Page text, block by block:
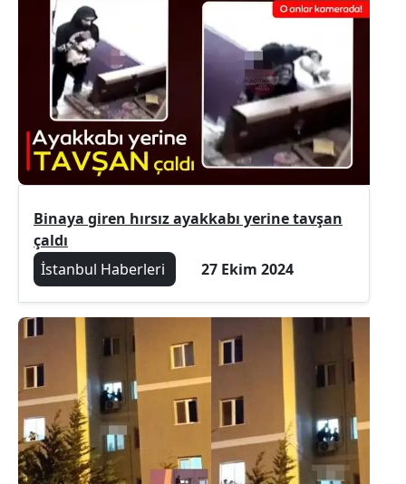
Binaya giren hırsız ayakkabı yerine tavşan
çaldı
İstanbul Haberleri
27 Ekim 2024